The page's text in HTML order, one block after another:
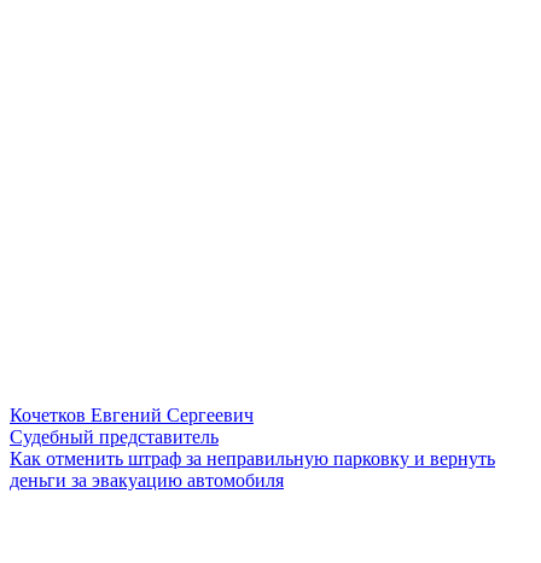
Кочетков Евгений Сергеевич
Судебный представитель
Как отменить штраф за неправильную парковку и вернуть
деньги за эвакуацию автомобиля